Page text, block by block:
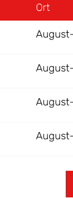
Ort